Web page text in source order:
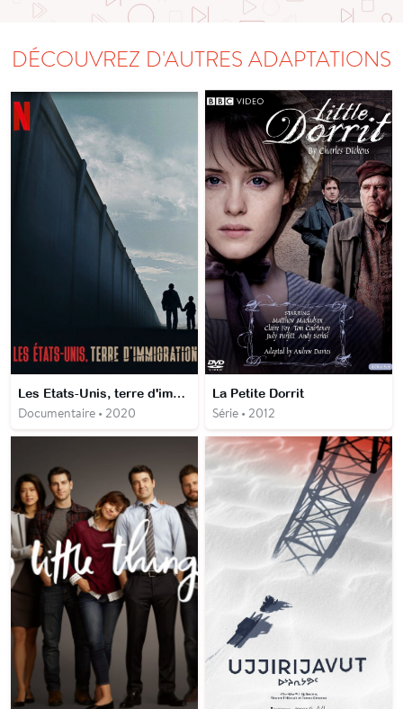
DÉCOUVREZ D'AUTRES ADAPTATIONS
Les Etats-Unis, terre d'immigration
Documentaire • 2020
La Petite Dorrit
Série • 2012